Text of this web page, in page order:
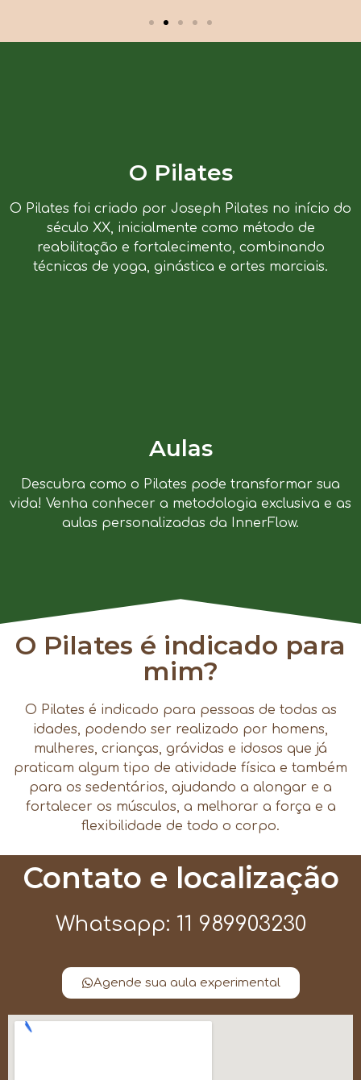
O Pilates
O Pilates foi criado por Joseph Pilates no início do
século XX, inicialmente como método de
reabilitação e fortalecimento, combinando
técnicas de yoga, ginástica e artes marciais.
Aulas
Descubra como o Pilates pode transformar sua
vida! Venha conhecer a metodologia exclusiva e as
aulas personalizadas da InnerFlow.
O Pilates é indicado para
mim?
O Pilates é indicado para pessoas de todas as
idades, podendo ser realizado por homens,
mulheres, crianças, grávidas e idosos que já
praticam algum tipo de atividade física e também
para os sedentários, ajudando a alongar e a
fortalecer os músculos, a melhorar a força e a
flexibilidade de todo o corpo.
Contato e localização
Whatsapp: 11 989903230
Agende sua aula experimental